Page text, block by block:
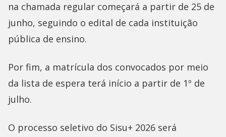
na chamada regular começará a partir de 25 de
junho, seguindo o edital de cada instituição
pública de ensino.
Por fim, a matrícula dos convocados por meio
da lista de espera terá início a partir de 1º de
julho.
O processo seletivo do Sisu+ 2026 será